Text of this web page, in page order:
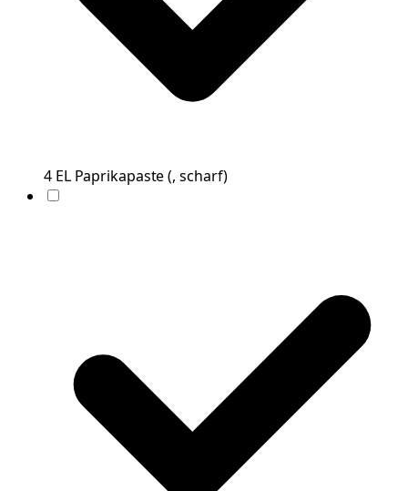
4 EL Paprikapaste(, scharf)